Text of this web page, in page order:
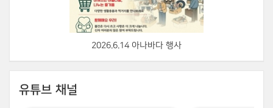
2026.6.14 아나바다 행사
유튜브 채널